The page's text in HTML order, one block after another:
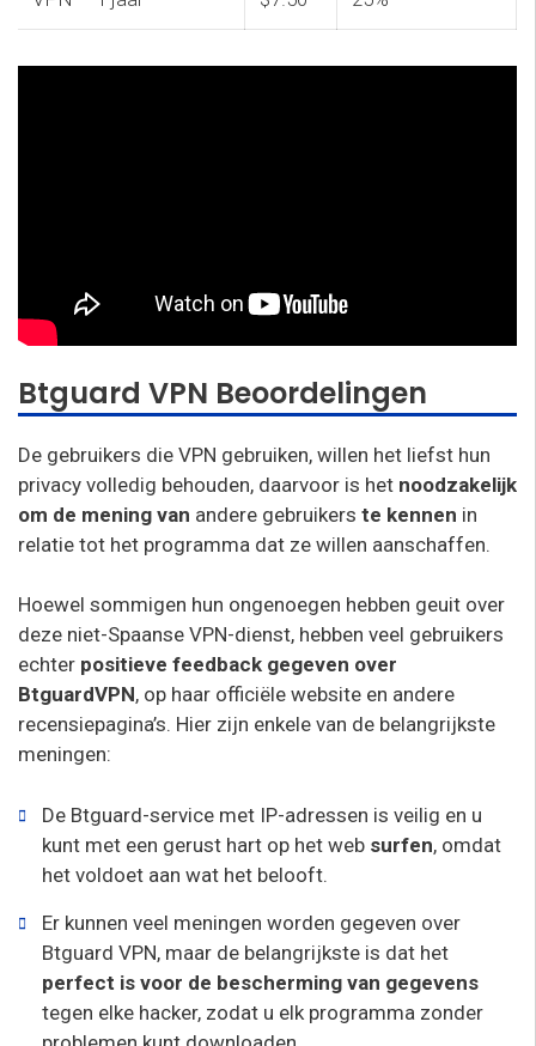
Btguard VPN Beoordelingen
De gebruikers die VPN gebruiken, willen het liefst hun
privacy volledig behouden, daarvoor is het noodzakelijk
om de mening van andere gebruikers te kennen in
relatie tot het programma dat ze willen aanschaffen.
Hoewel sommigen hun ongenoegen hebben geuit over
deze niet-Spaanse VPN-dienst, hebben veel gebruikers
echter positieve feedback gegeven over
BtguardVPN, op haar officiële website en andere
recensiepagina’s. Hier zijn enkele van de belangrijkste
meningen:
De Btguard-service met IP-adressen is veilig en u
kunt met een gerust hart op het web surfen, omdat
het voldoet aan wat het belooft.
Er kunnen veel meningen worden gegeven over
Btguard VPN, maar de belangrijkste is dat het
perfect is voor de bescherming van gegevens
tegen elke hacker, zodat u elk programma zonder